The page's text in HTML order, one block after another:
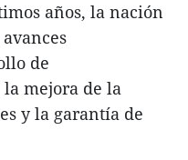
años, la nación
de
mejora de la
y la garantía de